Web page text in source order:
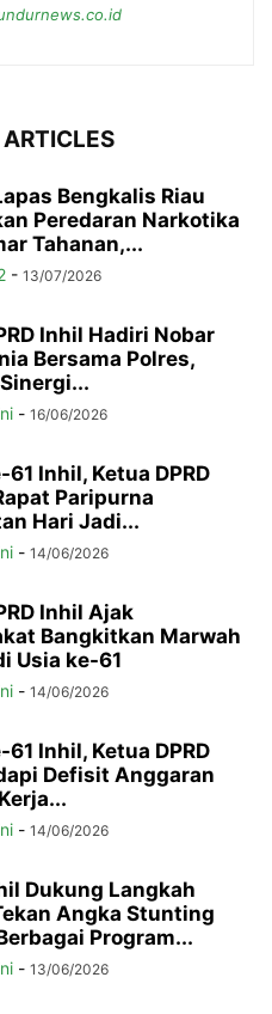
Bengkalis Riau
Peredaran Narkotika
Tahanan,...
- 13/07/2026
Inhil Hadiri Nobar
Bersama Polres,
- 16/06/2026
Inhil, Ketua DPRD
Paripurna
Hari Jadi...
- 14/06/2026
Inhil Ajak
Bangkitkan Marwah
Usia ke-61
- 14/06/2026
Inhil, Ketua DPRD
Defisit Anggaran
- 14/06/2026
Dukung Langkah
Angka Stunting
Program...
- 13/06/2026